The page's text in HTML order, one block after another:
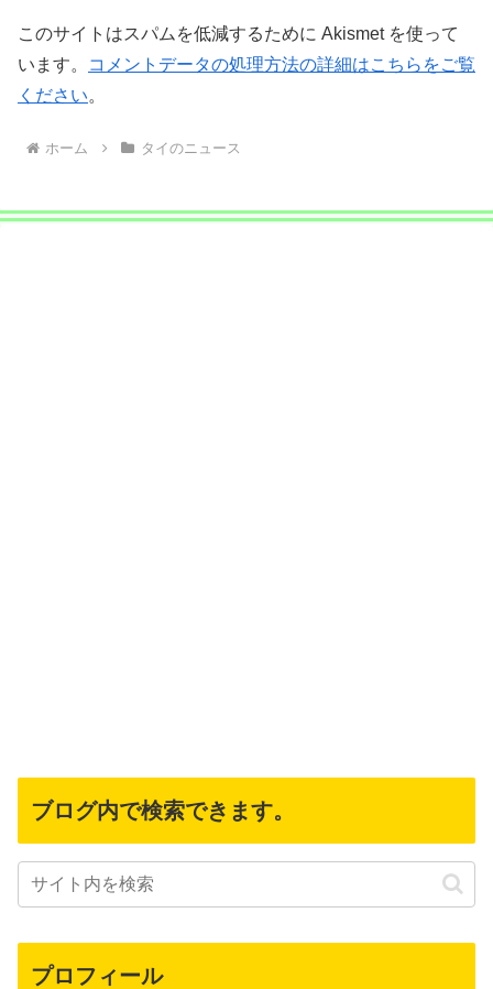
このサイトはスパムを低減するために Akismet を使って
います。
コメントデータの処理方法の詳細はこちらをご覧
ください。
ホーム タイのニュース
ブログ内で検索できます。
プロフィール